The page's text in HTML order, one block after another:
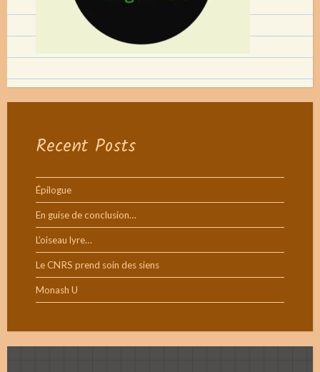
Recent Posts
Épilogue
En guise de conclusion…
L’oiseau lyre…
Le CNRS prend soin des siens
Monash U